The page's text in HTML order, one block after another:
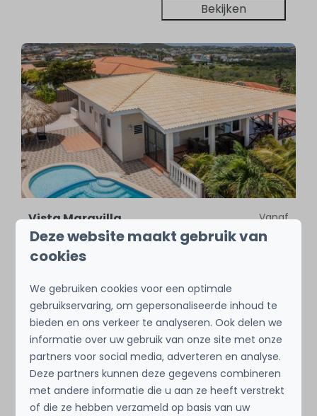
Bekijken
Vanaf
€ 1.564
Vista Maravilla
Curaçao, Brakkeput, Brakkeput
8
4
prachtig uitzicht
zwembad
dichtbij strand
Bekijken
Deze website maakt gebruik van
cookies
We gebruiken cookies voor een optimale
gebruikservaring, om gepersonaliseerde inhoud te
bieden en ons verkeer te analyseren. Ook delen we
informatie over uw gebruik van onze site met onze
partners voor social media, adverteren en analyse.
Deze partners kunnen deze gegevens combineren
met andere informatie die u aan ze heeft verstrekt
of die ze hebben verzameld op basis van uw